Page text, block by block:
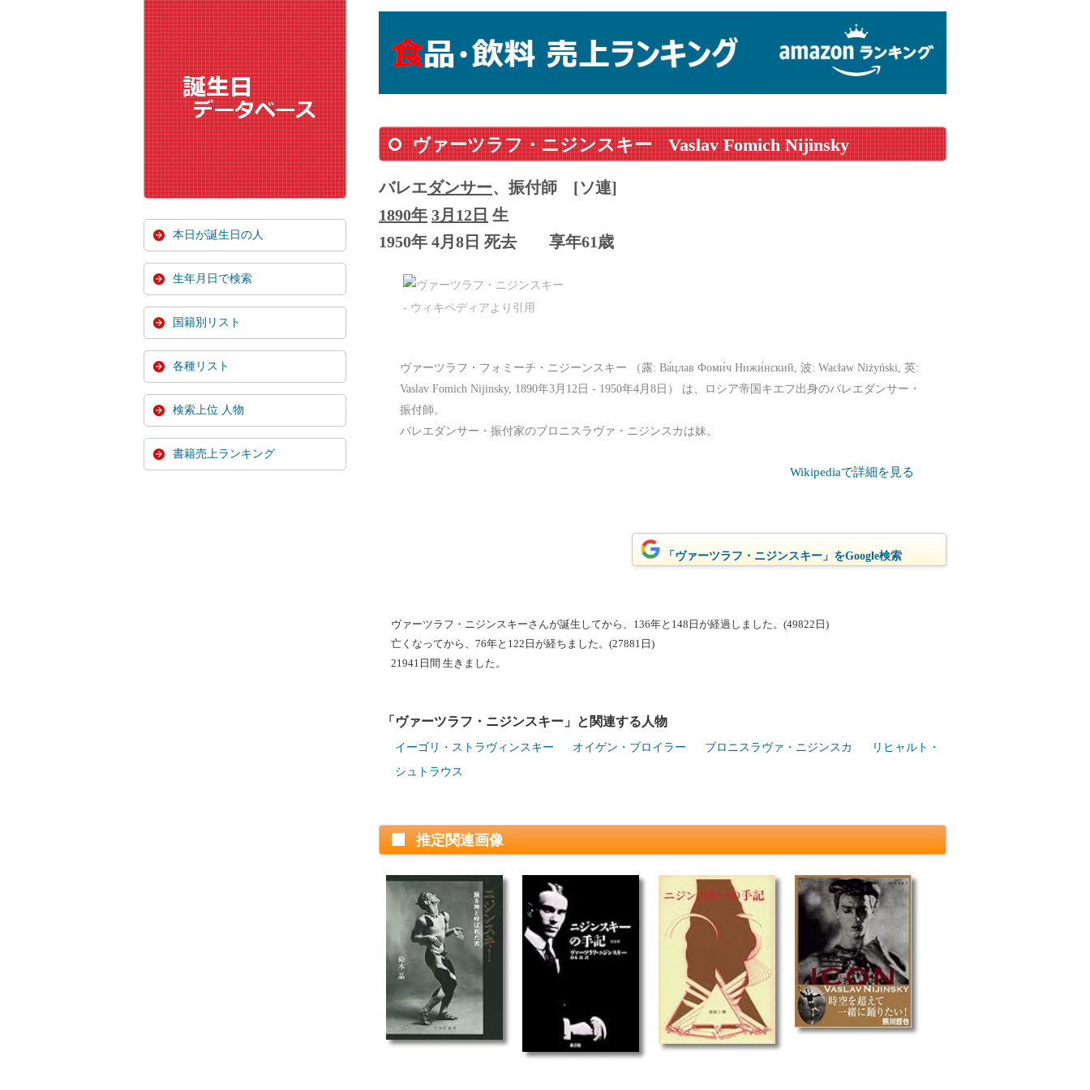
ヴァーツラフ・ニジンスキー Vaslav Fomich Nijinsky
バレエダンサー、振付師
[ソ連]
1890年 3月12日 生
1950年 4月8日 死去
享年61歳
ヴァーツラフ・フォミーチ・ニジーンスキー （露: Ва́цлав Фоми́ч Нижи́нский, 波: Wacław Niżyński, 英:
Vaslav Fomich Nijinsky, 1890年3月12日 - 1950年4月8日） は、ロシア帝国キエフ出身のバレエダンサー・
振付師。
バレエダンサー・振付家のブロニスラヴァ・ニジンスカは妹。
Wikipediaで詳細を見る
「ヴァーツラフ・ニジンスキー」をGoogle検索
ヴァーツラフ・ニジンスキーさんが誕生してから、136年と148日が経過しました。(49822日)
亡くなってから、76年と122日が経ちました。(27881日)
21941日間 生きました。
「ヴァーツラフ・ニジンスキー」と関連する人物
イーゴリ・ストラヴィンスキー オイゲン・ブロイラー ブロニスラヴァ・ニジンスカ
リヒャルト・
シュトラウス
推定関連画像
本日が誕生日の人
生年月日で検索
国籍別リスト
各種リスト
検索上位 人物
書籍売上ランキング